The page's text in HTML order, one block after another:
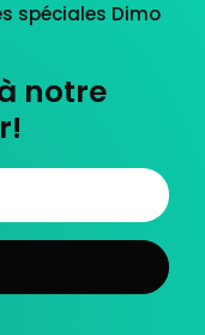
spéciales Dimo
notre